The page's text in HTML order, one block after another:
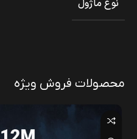
نوع ماژول
محصولات فروش ویژه